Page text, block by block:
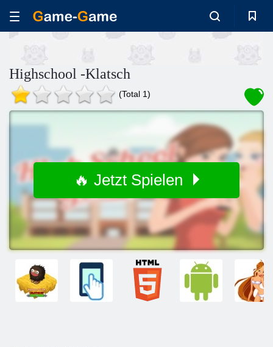
Highschool -Klatsch
(Total 1)
🔥 Jetzt Spielen